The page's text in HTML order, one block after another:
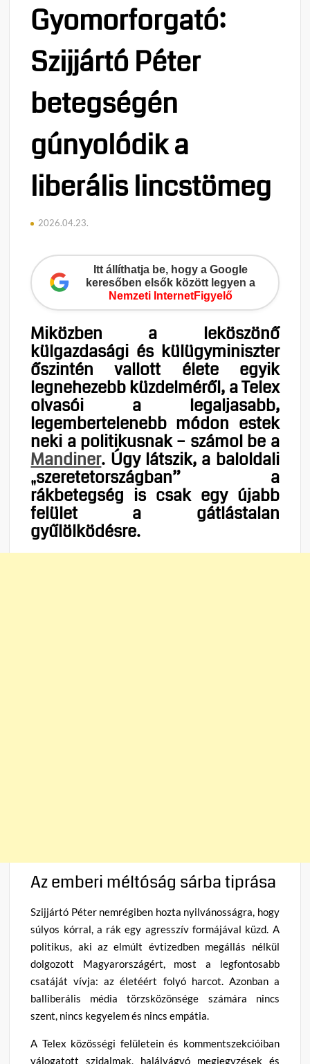
Gyomorforgató:
Szijjártó Péter
betegségén
gúnyolódik a
liberális lincstömeg
2026.04.23.
Itt állíthatja be, hogy a Google
keresőben elsők között legyen a
Nemzeti InternetFigyelő
Miközben a leköszönő
külgazdasági és külügyminiszter
őszintén vallott élete egyik
legnehezebb küzdelméről, a Telex
olvasói a legaljasabb,
legembertelenebb módon estek
neki a politikusnak – számol be a
Mandiner. Úgy látszik, a baloldali
„szeretetországban” a
rákbetegség is csak egy újabb
felület a gátlástalan
gyűlölködésre.
Az emberi méltóság sárba tiprása
Szijjártó Péter nemrégiben hozta nyilvánosságra, hogy
súlyos kórral, a rák egy agresszív formájával küzd. A
politikus, aki az elmúlt évtizedben megállás nélkül
dolgozott Magyarországért, most a legfontosabb
csatáját vívja: az életéért folyó harcot. Azonban a
balliberális média törzsközönsége számára nincs
szent, nincs kegyelem és nincs empátia.
A Telex közösségi felületein és kommentszekcióiban
válogatott szidalmak, halálvágyó megjegyzések és